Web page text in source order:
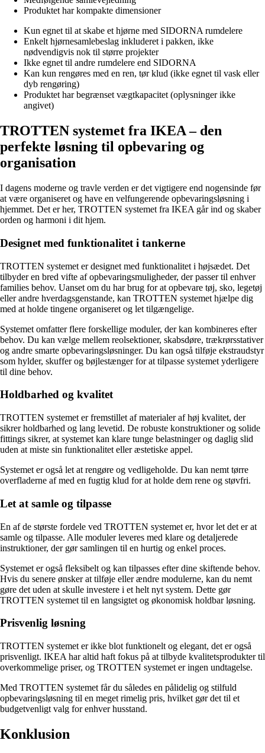
Produktet har kompakte dimensioner
Kun egnet til at skabe et hjørne med SIDORNA rumdelere
Enkelt hjørnesamlebeslag inkluderet i pakken, ikke
nødvendigvis nok til større projekter
Ikke egnet til andre rumdelere end SIDORNA
Kan kun rengøres med en ren, tør klud (ikke egnet til vask eller
dyb rengøring)
Produktet har begrænset vægtkapacitet (oplysninger ikke
angivet)
TROTTEN systemet fra IKEA – den
perfekte løsning til opbevaring og
organisation
I dagens moderne og travle verden er det vigtigere end nogensinde før
at være organiseret og have en velfungerende opbevaringsløsning i
hjemmet. Det er her, TROTTEN systemet fra IKEA går ind og skaber
orden og harmoni i dit hjem.
Designet med funktionalitet i tankerne
TROTTEN systemet er designet med funktionalitet i højsædet. Det
tilbyder en bred vifte af opbevaringsmuligheder, der passer til enhver
families behov. Uanset om du har brug for at opbevare tøj, sko, legetøj
eller andre hverdagsgenstande, kan TROTTEN systemet hjælpe dig
med at holde tingene organiseret og let tilgængelige.
Systemet omfatter flere forskellige moduler, der kan kombineres efter
behov. Du kan vælge mellem reolsektioner, skabsdøre, trækrørsstativer
og andre smarte opbevaringsløsninger. Du kan også tilføje ekstraudstyr
som hylder, skuffer og bøjlestænger for at tilpasse systemet yderligere
til dine behov.
Holdbarhed og kvalitet
TROTTEN systemet er fremstillet af materialer af høj kvalitet, der
sikrer holdbarhed og lang levetid. De robuste konstruktioner og solide
fittings sikrer, at systemet kan klare tunge belastninger og daglig slid
uden at miste sin funktionalitet eller æstetiske appel.
Systemet er også let at rengøre og vedligeholde. Du kan nemt tørre
overfladerne af med en fugtig klud for at holde dem rene og støvfri.
Let at samle og tilpasse
En af de største fordele ved TROTTEN systemet er, hvor let det er at
samle og tilpasse. Alle moduler leveres med klare og detaljerede
instruktioner, der gør samlingen til en hurtig og enkel proces.
Systemet er også fleksibelt og kan tilpasses efter dine skiftende behov.
Hvis du senere ønsker at tilføje eller ændre modulerne, kan du nemt
gøre det uden at skulle investere i et helt nyt system. Dette gør
TROTTEN systemet til en langsigtet og økonomisk holdbar løsning.
Prisvenlig løsning
TROTTEN systemet er ikke blot funktionelt og elegant, det er også
prisvenligt. IKEA har altid haft fokus på at tilbyde kvalitetsprodukter til
overkommelige priser, og TROTTEN systemet er ingen undtagelse.
Med TROTTEN systemet får du således en pålidelig og stilfuld
opbevaringsløsning til en meget rimelig pris, hvilket gør det til et
budgetvenligt valg for enhver husstand.
Konklusion